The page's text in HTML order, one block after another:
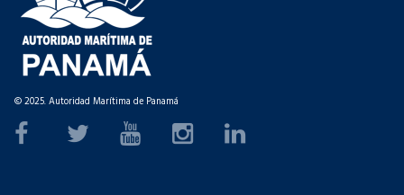
© 2025. Autoridad Marítima de Panamá